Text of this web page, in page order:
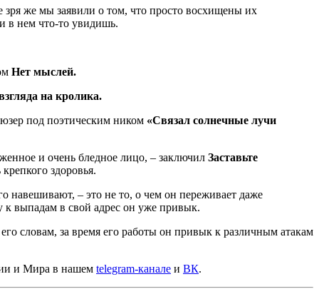
же мы заявили о том, что просто восхищены их
в нем что-то увидишь.
Нет мыслей.
на кролика.
под поэтическим ником «Связал солнечные лучи
и очень бледное лицо, – заключил Заставьте
здоровья.
навешивают, – это не то, о чем он переживает даже
к выпадам в свой адрес он уже привык.
словам, за время его работы он привык к различным атакам
и Мира в нашем telegram-канале и ВК.